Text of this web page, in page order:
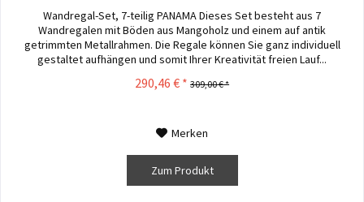
Wandregal-Set, 7-teilig PANAMA Dieses Set besteht aus 7
Wandregalen mit Böden aus Mangoholz und einem auf antik
getrimmten Metallrahmen. Die Regale können Sie ganz individuell
gestaltet aufhängen und somit Ihrer Kreativität freien Lauf...
290,46 € * 309,00 € *
Merken
Zum Produkt